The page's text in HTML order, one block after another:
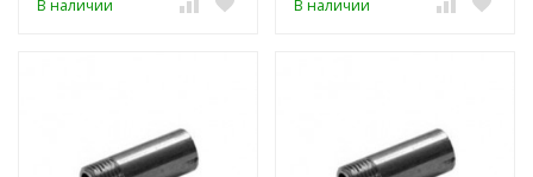
В наличии В наличии